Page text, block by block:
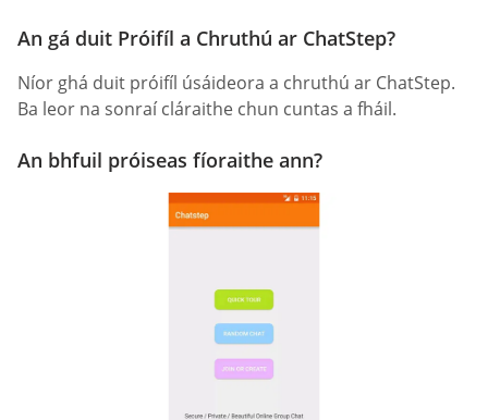
An gá duit Próifíl a Chruthú ar ChatStep?
Níor ghá duit próifíl úsáideora a chruthú ar ChatStep.
Ba leor na sonraí cláraithe chun cuntas a fháil.
An bhfuil próiseas fíoraithe ann?